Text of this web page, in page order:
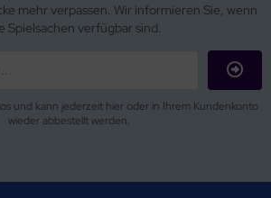
mehr verpassen. Wir informieren Sie, wenn
Spielsachen verfügbar sind.
und kann jederzeit hier oder in Ihrem Kundenkonto
wieder abbestellt werden.